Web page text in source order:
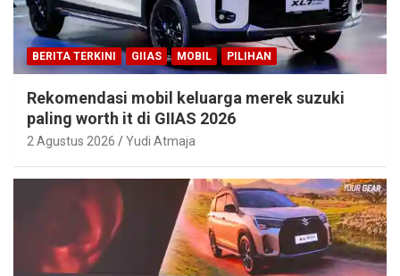
BERITA TERKINI GIIAS MOBIL PILIHAN
Rekomendasi mobil keluarga merek suzuki
paling worth it di GIIAS 2026
2 Agustus 2026 Yudi Atmaja